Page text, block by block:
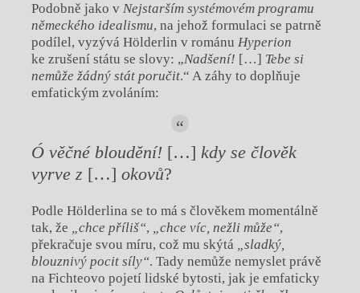
Podobně jako v Nejstarším systémovém programu
německého idealismu, na jehož formulaci se patrně
podílel, vyzývá Hölderlin v románu Hyperion
ke zrušení státu se slovy: „Nadšení! […] Tebe si
nemůže žádný stát poručit.“ A záhy to doplňuje
emfatickým zvoláním:
Ó věčné bloudění![…] kdy se člověk
vyrve z […] okovů?
Podle Hölderlina se to má s člověkem momentálně
tak, že „chce příliš“, „chce víc, nežli může“,
překračuje svou míru, což mu skýtá „sladký,
blouznivý pocit síly“. Tady nemůže nemyslet právě
na Fichteovo pojetí lidské bytosti, jak je emfaticky